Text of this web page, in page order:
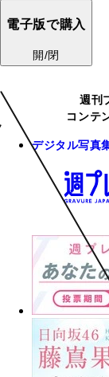
電子版で購入
開/閉
週刊
コンテ
デジタル写真